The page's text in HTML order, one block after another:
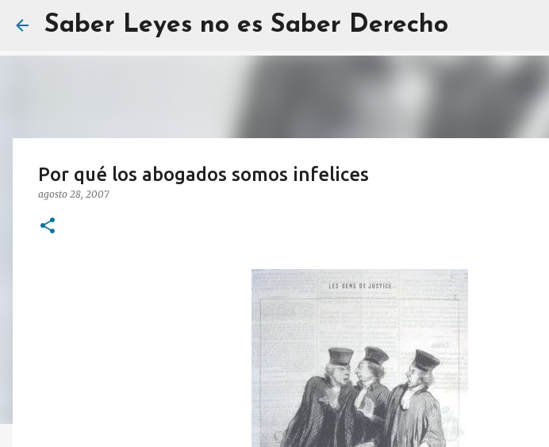
Saber Leyes no es Saber Derecho
Por qué los abogados somos infelices
agosto 28, 2007